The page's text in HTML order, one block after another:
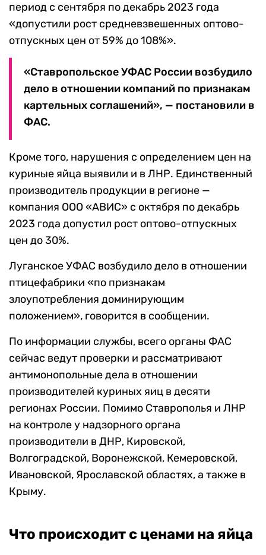
период с сентября по декабрь 2023 года
«допустили рост средневзвешенных оптово-
отпускных цен от 59% до 108%».
«Ставропольское УФАС России возбудило
дело в отношении компаний по признакам
картельных соглашений», — постановили в
ФАС.
Кроме того, нарушения с определением цен на
куриные яйца выявили и в ЛНР. Единственный
производитель продукции в регионе —
компания ООО «АВИС» с октября по декабрь
2023 года допустил рост оптово-отпускных
цен до 30%.
Луганское УФАС возбудило дело в отношении
птицефабрики «по признакам
злоупотребления доминирующим
положением», говорится в сообщении.
По информации службы, всего органы ФАС
сейчас ведут проверки и рассматривают
антимонопольные дела в отношении
производителей куриных яиц в десяти
регионах России. Помимо Ставрополья и ЛНР
на контроле у надзорного органа
производители в ДНР, Кировской,
Волгоградской, Воронежской, Кемеровской,
Ивановской, Ярославской областях, а также в
Крыму.
Что происходит с ценами на яйца